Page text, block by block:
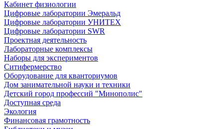
Кабинет физиологии
Цифровые лаборатории Эмеральд
Цифровые лаборатории УНИТЕХ
Цифровые лаборатории SWR
Проектная деятельность
Лабораторные комплексы
Наборы для экспериментов
Ситифермерство
Оборудование для кванториумов
Дом занимательной науки и техники
Детский город профессий "Минополис"
Доступная среда
Экология
Финансовая грамотность